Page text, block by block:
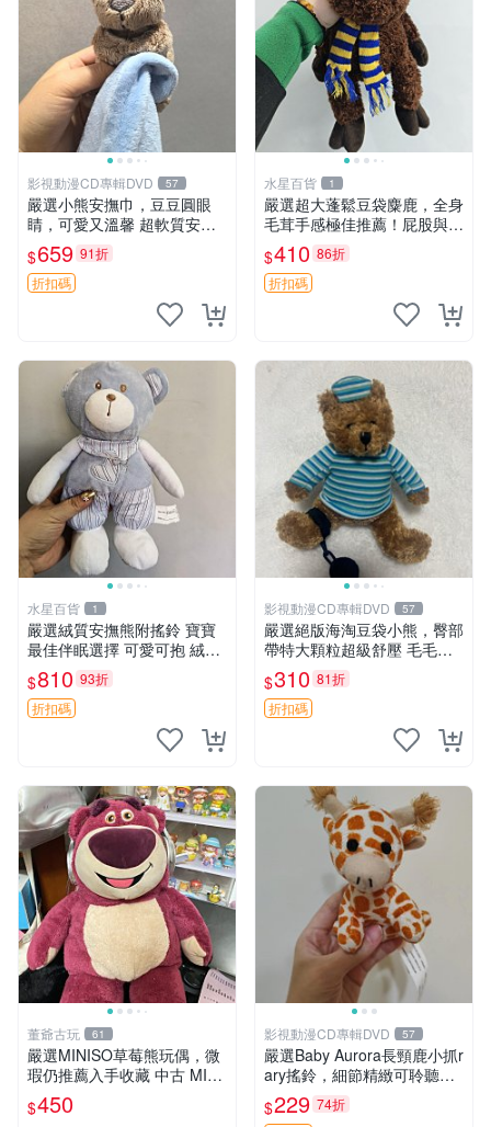
影視動漫CD專輯DVD 57
嚴選小熊安撫巾，豆豆圓眼
睛，可愛又溫馨 超軟質安撫
巾，豆豆設計，哄睡好幫手
約克豆豆眼安撫巾 數碼豆豆
眼
$659 91折
折扣碼
水星百貨 1
嚴選超大蓬鬆豆袋麋鹿，全身
毛茸手感極佳推薦！屁股與四
肢填充均勻，適合收藏與孩童
共賞。 麋鹿 豆袋 毛茸玩具
$410 86折
折扣碼
水星百貨 1
嚴選絨質安撫熊附搖鈴 寶寶
最佳伴眠選擇 可愛可抱 絨毛
玩具 安撫熊 嬰兒用
$810 93折
折扣碼
影視動漫CD專輯DVD 57
嚴選絕版海淘豆袋小熊，臀部
帶特大顆粒超級舒壓 毛毛摸
起來格外順滑適合收藏 100%
棉質 豆袋枕 豆袋、抱枕、小
熊
$310 81折
折扣碼
董爺古玩 61
嚴選MINISO草莓熊玩偶，微
瑕仍推薦入手收藏 中古 MINI
SO 草莓熊 玩具 收藏
$450
影視動漫CD專輯DVD 57
嚴選Baby Aurora長頸鹿小抓r
ary搖鈴，細節精緻可聆聽清
脆鈴音 軟萌可愛 定制紀念 金
屬搖鈴 新手媽咪推薦 長頸鹿
$229 74折